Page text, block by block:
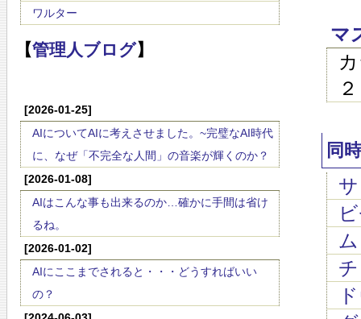
ワルター
【管理人ブログ】
[2026-01-25]
AIについてAIに考えさせました。~完璧なAI時代
に、なぜ「不完全な人間」の音楽が輝くのか？
[2026-01-08]
AIはこんな事も出来るのか…確かに手間は省け
るね。
[2026-01-02]
AIにここまでされると・・・どうすればいい
の？
マ
同